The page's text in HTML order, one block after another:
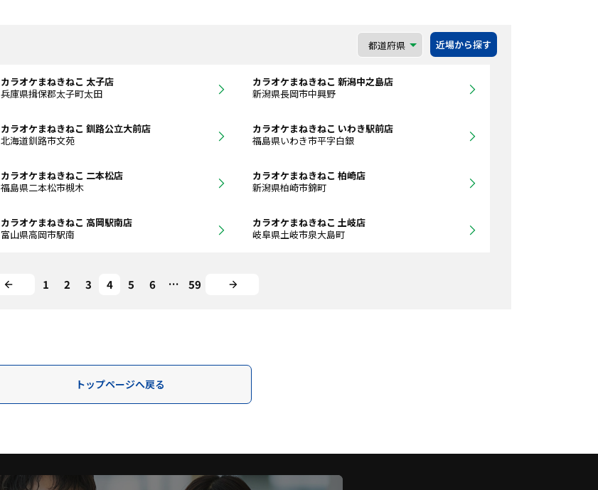
近場から探す
カラオケまねきねこ 太子店
兵庫県揖保郡太子町太田
カラオケまねきねこ 新潟中之島店
新潟県長岡市中興野
カラオケまねきねこ 釧路公立大前店
北海道釧路市文苑
カラオケまねきねこ いわき駅前店
福島県いわき市平字白銀
カラオケまねきねこ 二本松店
福島県二本松市槻木
カラオケまねきねこ 柏崎店
新潟県柏崎市錦町
カラオケまねきねこ 高岡駅南店
富山県高岡市駅南
カラオケまねきねこ 土岐店
岐阜県土岐市泉大島町
1 2 3 4 5 6 … 59
トップページへ戻る